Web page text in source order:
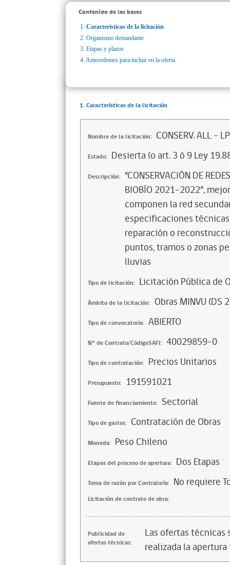
Contenido de las bases
1. Características de la licitación
2. Organismo demandante
3. Etapas y plazos
4. Antecedentes para incluir en la oferta
1. Características de la licitación
Nombre de la licitación: CONSERV. ALL -
Estado: Desierta (o art. 3 ó 9 Ley
Descripción: “CONSERVACIÓN DE
BIOBÍO 2021-2022”,
componen la red
especificaciones
reparación o
puntos, tramos o zonas
lluvias
Tipo de licitación: Licitación Pública de
Ámbito de la licitación: Obras MINVU (DS
Tipo de convocatoria: ABIERTO
N° de Contrato/CódigoSAFI: 40029859-0
Tipo de contratación: Precios Unitarios
Presupuesto: 191591021
Fuente de financiamiento: Sectorial
Tipo de gastos: Contratación de Obras
Moneda: Peso Chileno
Etapas del proceso de apertura: Dos Etapas
Toma de razón por Contraloría: No requiere
Licitación de contrato de obra:
Publicidad de
ofertas técnicas:
Las ofertas
realizada la